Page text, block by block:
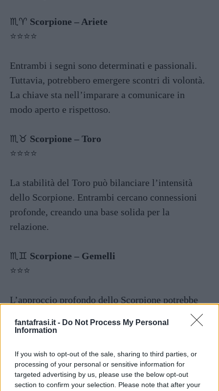
fantafrasi.it - Do Not Process My Personal
Information
If you wish to opt-out of the sale, sharing to third parties, or
processing of your personal or sensitive information for
targeted advertising by us, please use the below opt-out
section to confirm your selection. Please note that after your
♏️♈️ Scorpione – Ariete
⭐️⭐️⭐️⭐️
Entrambi i segni sono determinati e passionali.
Tuttavia, potrebbero emergere scontri di volontà.
La chiave sta nell’imparare a comunicare in
modo aperto e rispettoso.
♏️♉️ Scorpione – Toro
⭐️⭐️⭐️⭐️
La stabilità del Toro può bilanciare l’intensità
dello Scorpione. Entrambi cercano connessioni
profonde, creando una base solida per la
relazione.
♏️♊️ Scorpione – Gemelli
⭐️⭐️⭐️
L’approccio profondo dello Scorpione potrebbe
Tuttavia, la curiosità di entrambi può portare a
♏️♋️Scorpione – Cancro
⭐️⭐️⭐️⭐️⭐️